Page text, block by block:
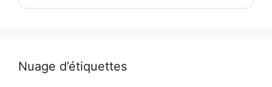
Nuage d’étiquettes